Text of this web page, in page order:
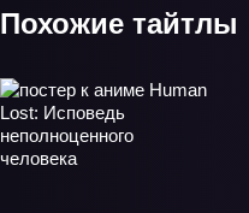
Похожие тайтлы